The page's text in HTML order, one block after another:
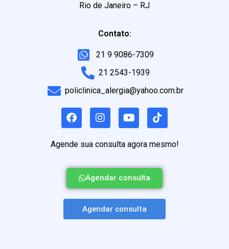
Rio de Janeiro – RJ
Contato:
21 9 9086-7309
21 2543-1939
policlinica_alergia@yahoo.com.br
Agende sua consulta agora mesmo!
Agendar consulta